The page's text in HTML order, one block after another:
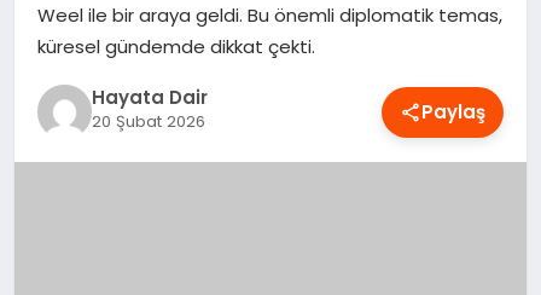
NEDIR?
OYUN
RÜYA TABIRLERI
Weel ile bir araya geldi. Bu önemli diplomatik temas,
küresel gündemde dikkat çekti.
Hayata Dair
20 Şubat 2026 Paylaş